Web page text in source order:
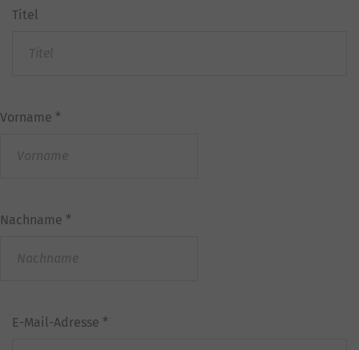
Titel
Vorname *
Nachname *
E-Mail-Adresse *